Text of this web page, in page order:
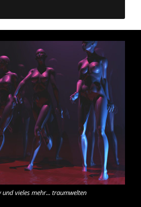
vieles mehr... traumwelten